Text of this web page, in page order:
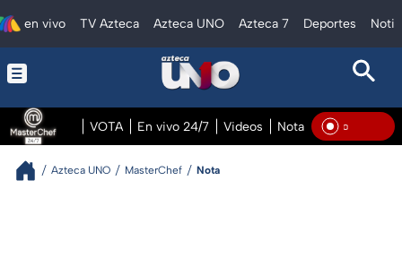
en vivo TV Azteca Azteca UNO Azteca 7 Deportes
VOTA En vivo 24/7 Videos Notas En vivo En
Azteca UNO MasterChef Nota